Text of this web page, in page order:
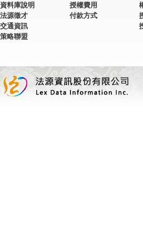
資料庫說明
法源徵才
交通資訊
策略聯盟
授權費用
付款方式